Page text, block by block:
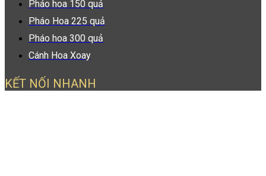
Pháo hoa 150 quả
Pháo Hoa 225 quả
Pháo hoa 300 quả
Cánh Hoa Xoay
KẾT NỐI NHANH